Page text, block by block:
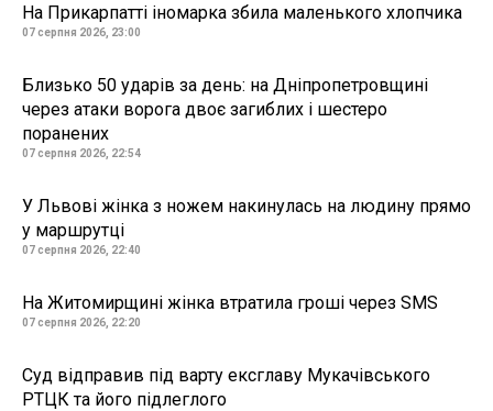
На Прикарпатті іномарка збила маленького хлопчика
07 серпня 2026, 23:00
Близько 50 ударів за день: на Дніпропетровщині
через атаки ворога двоє загиблих і шестеро
поранених
07 серпня 2026, 22:54
У Львові жінка з ножем накинулась на людину прямо
у маршрутці
07 серпня 2026, 22:40
На Житомирщині жінка втратила гроші через SMS
07 серпня 2026, 22:20
Суд відправив під варту ексглаву Мукачівського
РТЦК та його підлеглого